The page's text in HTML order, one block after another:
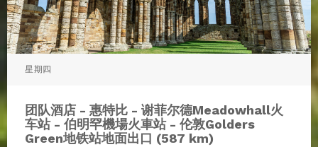
星期四
团队酒店 - 惠特比 - 谢菲尔德Meadowhall火
车站 - 伯明罕機場火車站 - 伦敦Golders
Green地铁站地面出口 (587 km)